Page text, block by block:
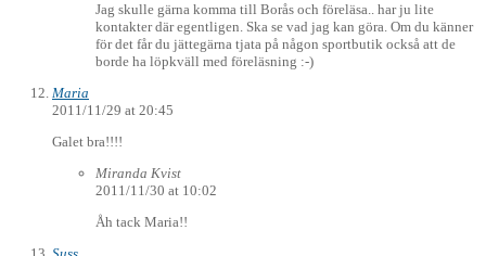
Jag skulle gärna komma till Borås och föreläsa.. har ju lite
kontakter där egentligen. Ska se vad jag kan göra. Om du känner
för det får du jättegärna tjata på någon sportbutik också att de
borde ha löpkväll med föreläsning :-)
Maria
2011/11/29 at 20:45
Galet bra!!!!
Miranda Kvist
2011/11/30 at 10:02
Åh tack Maria!!